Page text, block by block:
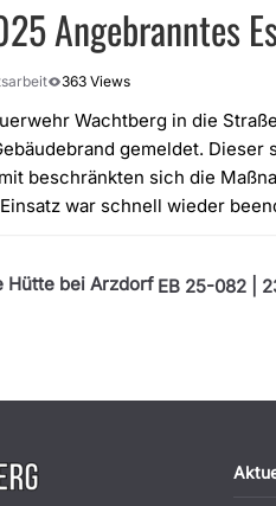
Angebranntes
363 Views
Wachtberg in die
gemeldet.
beschränkten sich die
war schnell wieder
Hütte bei Arzdorf EB 25-082 |